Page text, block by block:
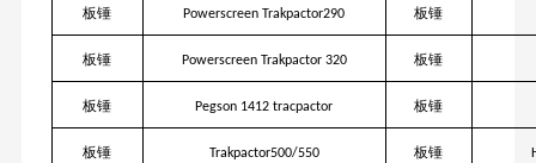
板锤 Powerscreen Trakpactor290 板锤
板锤 Powerscreen Trakpactor 320 板锤
板锤 Pegson 1412 tracpactor 板锤
板锤 Trakpactor500/550 板锤